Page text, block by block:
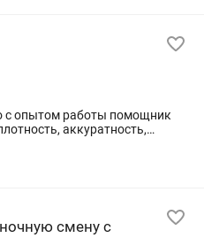
с опытом работы помощник
аккуратность,
Обязанности: помощь
1 с...
смену с